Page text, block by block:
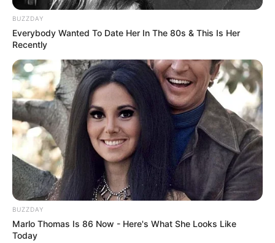
BUZZDAY
Everybody Wanted To Date Her In The 80s & This Is Her
Recently
BUZZDAY
Marlo Thomas Is 86 Now - Here's What She Looks Like
Today